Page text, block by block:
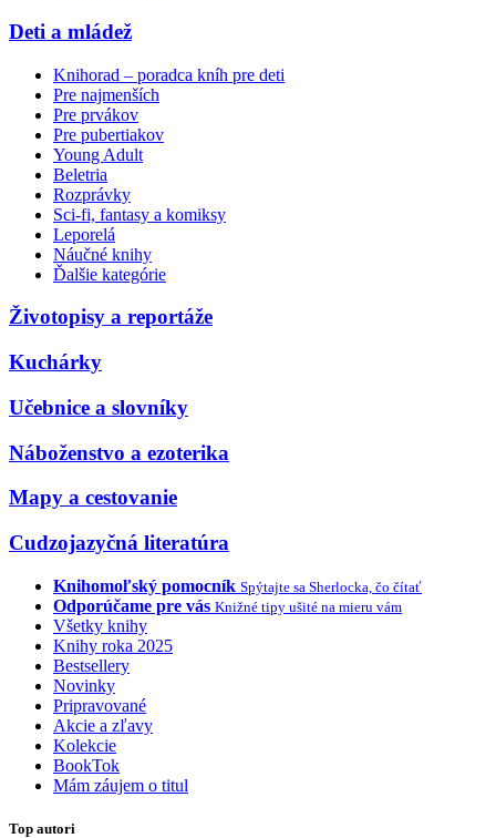
Deti a mládež
Knihorad – poradca kníh pre deti
Pre najmenších
Pre prvákov
Pre pubertiakov
Young Adult
Beletria
Rozprávky
Sci-fi, fantasy a komiksy
Leporelá
Náučné knihy
Ďalšie kategórie
Životopisy a reportáže
Kuchárky
Učebnice a slovníky
Náboženstvo a ezoterika
Mapy a cestovanie
Cudzojazyčná literatúra
Knihomoľský pomocník Spýtajte sa Sherlocka, čo čítať
Odporúčame pre vás Knižné tipy ušité na mieru vám
Všetky knihy
Knihy roka 2025
Bestsellery
Novinky
Pripravované
Akcie a zľavy
Kolekcie
BookTok
Mám záujem o titul
Top autori